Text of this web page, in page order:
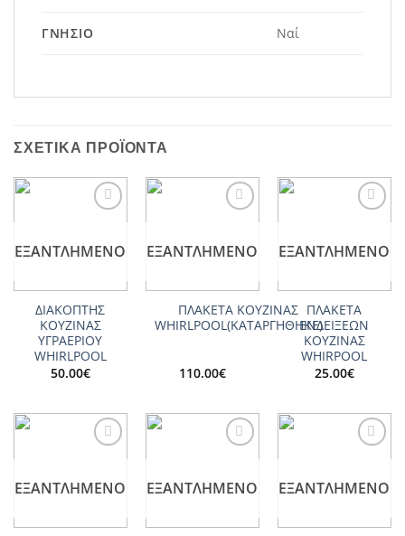
ΓΝΉΣΙΟ Ναί
ΣΧΕΤΙΚΆ ΠΡΟΪΌΝΤΑ
ΕΞΑΝΤΛΗΜΈΝΟ
ΔΙΑΚΟΠΤΗΣ
ΚΟΥΖΙΝΑΣ
ΥΓΡΑΕΡΙΟΥ
WHIRLPOOL
50.00€
ΕΞΑΝΤΛΗΜΈΝΟ
ΠΛΑΚΕΤΑ ΚΟΥΖΙΝΑΣ
WHIRLPOOL(ΚΑΤΑΡΓΗΘΗΚΕ)
110.00€
ΕΞΑΝΤΛΗΜΈΝΟ
ΠΛΑΚΕΤΑ
ΕΝΔΕΙΞΕΩΝ
ΚΟΥΖΙΝΑΣ
WHIRPOOL
25.00€
ΕΞΑΝΤΛΗΜΈΝΟ ΕΞΑΝΤΛΗΜΈΝΟ ΕΞΑΝΤΛΗΜΈΝΟ